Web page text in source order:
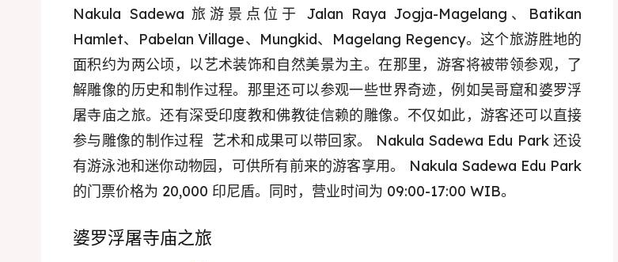
Explore our destinations
& Make a booking today
Explore our destinations
& Make a booking today
Tempat Makan Keluarga
Nakula Sadewa 旅游景点位于 Jalan Raya Jogja-Magelang、Batikan
Hamlet、Pabelan Village、Mungkid、Magelang Regency。这个旅游胜地的
面积约为两公顷，以艺术装饰和自然美景为主。在那里，游客将被带领参观，了
解雕像的历史和制作过程。那里还可以参观一些世界奇迹，例如吴哥窟和婆罗浮
屠寺庙之旅。还有深受印度教和佛教徒信赖的雕像。不仅如此，游客还可以直接
参与雕像的制作过程 艺术和成果可以带回家。 Nakula Sadewa Edu Park 还设
有游泳池和迷你动物园，可供所有前来的游客享用。 Nakula Sadewa Edu Park
的门票价格为 20,000 印尼盾。同时，营业时间为 09:00-17:00 WIB。
婆罗浮屠寺庙之旅